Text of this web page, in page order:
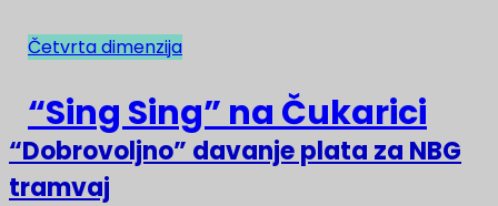
NAJNOVIJE
“Dobrovoljno” davanje plata za NBG
tramvaj
Četvrta dimenzija
“Sing Sing” na Čukarici